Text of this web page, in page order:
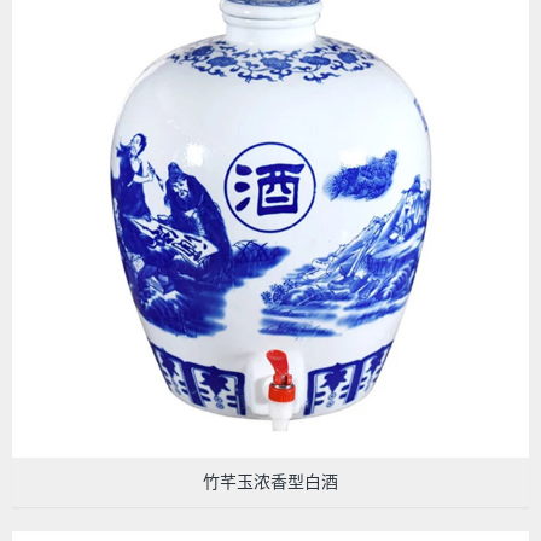
竹芊玉浓香型白酒